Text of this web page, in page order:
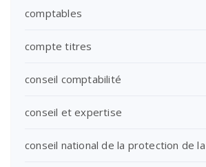
comptables
compte titres
conseil comptabilité
conseil et expertise
conseil national de la protection de